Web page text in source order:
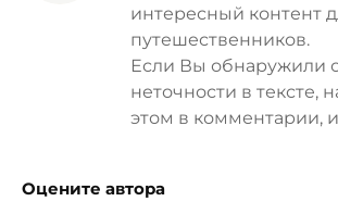
интересный контент
путешественников.
Если Вы обнаружили
неточности в тексте,
этом в комментарии,
Оцените автора